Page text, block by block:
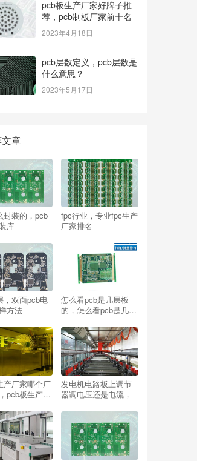
pcb板生产厂家好牌子推
荐，pcb制板厂家前十名
2023年4月18日
pcb层数定义，pcb层数是
什么意思？
2023年5月17日
章
封装的，pcb
库
fpc行业，专业fpc生产
厂家排名
，双面pcb电
方法
怎么看pcb是几层板
的，怎么看pcb是几层
产厂家哪个厂
pcb板生产厂
发电机电路板上调节
器调电压还是电流，